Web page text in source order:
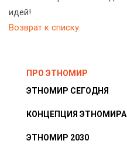
идей!
Возврат к списку
ПРО ЭТНОМИР
ЭТНОМИР СЕГОДНЯ
КОНЦЕПЦИЯ ЭТНОМИРА
ЭТНОМИР 2030